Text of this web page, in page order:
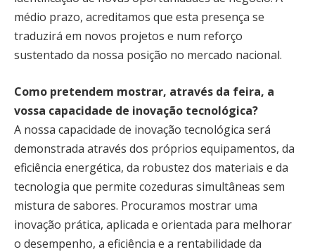
médio prazo, acreditamos que esta presença se
traduzirá em novos projetos e num reforço
sustentado da nossa posição no mercado nacional.
Como pretendem mostrar, através da feira, a
vossa capacidade de inovação tecnológica?
A nossa capacidade de inovação tecnológica será
demonstrada através dos próprios equipamentos, da
eficiência energética, da robustez dos materiais e da
tecnologia que permite cozeduras simultâneas sem
mistura de sabores. Procuramos mostrar uma
inovação prática, aplicada e orientada para melhorar
o desempenho, a eficiência e a rentabilidade da